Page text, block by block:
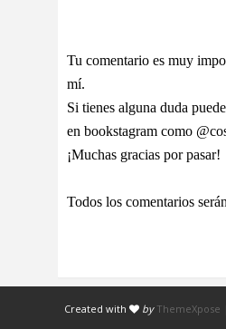
Tu comentario es muy
mí.
Si tienes alguna duda
en bookstagram como
¡Muchas gracias por pasar!
Todos los comentarios
Created with by ThemeXpose